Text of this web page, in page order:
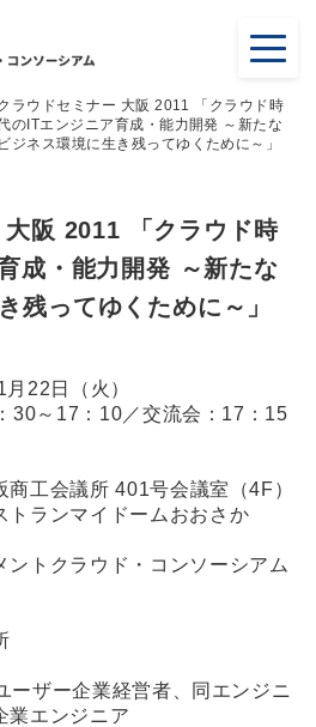
ラウドセミナー 大阪 2011 「クラウド時
のITエンジニア育成・能力開発 ～新たな
ビジネス環境に生き残ってゆくために～」
阪 2011 「クラウド時
成・能力開発 ～新たな
残ってゆくために～」
22日（火）
30～17：10／交流会：17：15
商工会議所 401号会議室（4F）
トランマイドームおおさか
ントクラウド・コンソーシアム
ーザー企業経営者、同エンジニ
業エンジニア